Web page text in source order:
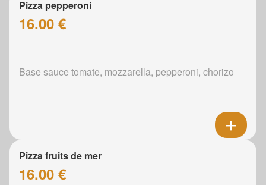
Pizza pepperoni
16.00 €
Base sauce tomate, mozzarella, pepperoni, chorizo
Pizza fruits de mer
16.00 €